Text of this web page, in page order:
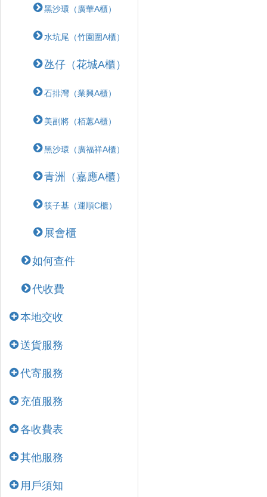
黑沙環（廣華A櫃）
水坑尾（竹園圍A櫃）
氹仔（花城A櫃）
石排灣（業興A櫃）
美副將（栢蕙A櫃）
黑沙環（廣福祥A櫃）
青洲（嘉應A櫃）
筷子基（運順C櫃）
展會櫃
如何查件
代收費
本地交收
送貨服務
代寄服務
充值服務
各收費表
其他服務
用戶須知